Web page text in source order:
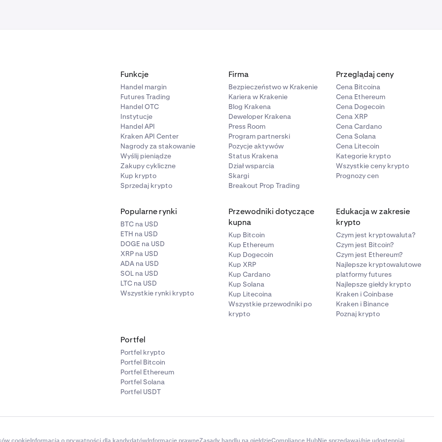
Funkcje
Handel margin
Futures Trading
Handel OTC
Instytucje
Handel API
Kraken API Center
Nagrody za stakowanie
Wyślij pieniądze
Zakupy cykliczne
Kup krypto
Sprzedaj krypto
Firma
Bezpieczeństwo w Krakenie
Kariera w Krakenie
Blog Krakena
Deweloper Krakena
Press Room
Program partnerski
Pozycje aktywów
Status Krakena
Dział wsparcia
Skargi
Breakout Prop Trading
Przeglądaj ceny
Cena Bitcoina
Cena Ethereum
Cena Dogecoin
Cena XRP
Cena Cardano
Cena Solana
Cena Litecoin
Kategorie krypto
Wszystkie ceny krypto
Prognozy cen
Popularne rynki
BTC na USD
ETH na USD
DOGE na USD
XRP na USD
ADA na USD
SOL na USD
LTC na USD
Wszystkie rynki krypto
Przewodniki dotyczące
kupna
Kup Bitcoin
Kup Ethereum
Kup Dogecoin
Kup XRP
Kup Cardano
Kup Solana
Kup Litecoina
Wszystkie przewodniki po
krypto
Edukacja w zakresie
krypto
Czym jest kryptowaluta?
Czym jest Bitcoin?
Czym jest Ethereum?
Najlepsze kryptowalutowe
platformy futures
Najlepsze giełdy krypto
Kraken i Coinbase
Kraken i Binance
Poznaj krypto
Portfel
Portfel krypto
Portfel Bitcoin
Portfel Ethereum
Portfel Solana
Portfel USDT